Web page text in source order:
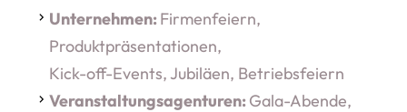
Unternehmen: Firmenfeiern,
Produktpräsentationen,
Kick-off-Events, Jubiläen, Betriebsfeiern
Veranstaltungsagenturen: Gala-Abende,